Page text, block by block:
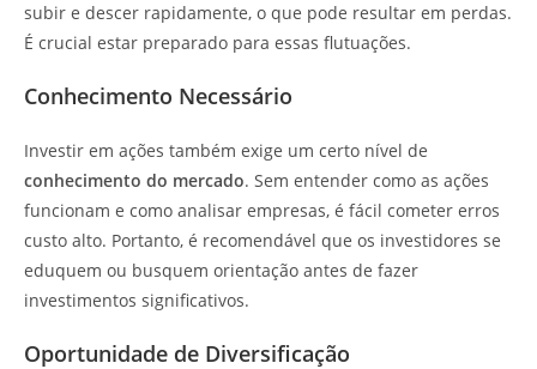
subir e descer rapidamente, o que pode resultar em perdas.
É crucial estar preparado para essas flutuações.
Conhecimento Necessário
Investir em ações também exige um certo nível de
conhecimento do mercado. Sem entender como as ações
funcionam e como analisar empresas, é fácil cometer erros
custo alto. Portanto, é recomendável que os investidores se
eduquem ou busquem orientação antes de fazer
investimentos significativos.
Oportunidade de Diversificação